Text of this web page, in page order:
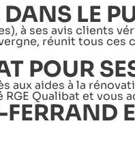
LE
à ses avis clients
réunit tous ces
POUR
aides à la
Qualibat et vous